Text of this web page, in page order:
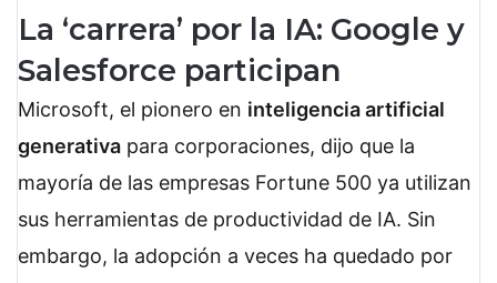
La ‘carrera’ por la IA: Google y
Salesforce participan
Microsoft, el pionero en inteligencia artificial
generativa para corporaciones, dijo que la
mayoría de las empresas Fortune 500 ya utilizan
sus herramientas de productividad de IA. Sin
embargo, la adopción a veces ha quedado por